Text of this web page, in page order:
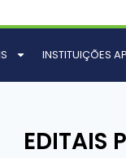
INSTITUIÇÕES
EDITAIS